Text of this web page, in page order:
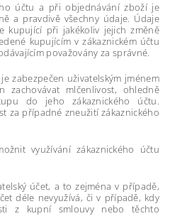
účtu a při objednávání zboží je
a pravdivě všechny údaje. Údaje
kupující při jakékoliv jejich změně
kupujícím v zákaznickém účtu
považovány za správné.
zabezpečen uživatelským jménem
mlčenlivost, ohledně
do jeho zákaznického účtu.
za případné zneužití zákaznického
využívání zákaznického účtu
účet, a to zejména v případě,
déle nevyužívá, či v případě, kdy
z kupní smlouvy nebo těchto